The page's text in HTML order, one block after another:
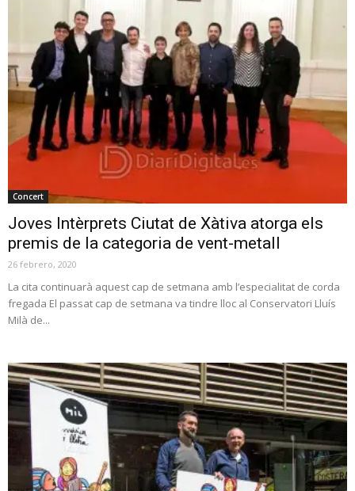
Concert
Joves Intèrprets Ciutat de Xàtiva atorga els
premis de la categoria de vent-metall
26 febrero, 2020
La cita continuarà aquest cap de setmana amb l’especialitat de corda
fregada El passat cap de setmana va tindre lloc al Conservatori Lluís
Milà de...